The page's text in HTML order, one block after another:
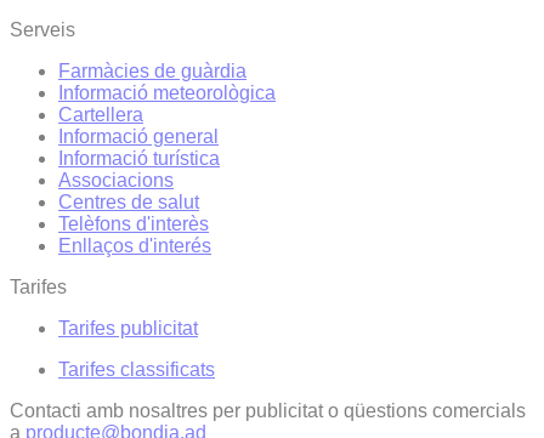
Serveis
Farmàcies de guàrdia
Informació meteorològica
Cartellera
Informació general
Informació turística
Associacions
Centres de salut
Telèfons d'interès
Enllaços d'interés
Tarifes
Tarifes publicitat
Tarifes classificats
Contacti amb nosaltres per publicitat o qüestions comercials
a producte@bondia.ad